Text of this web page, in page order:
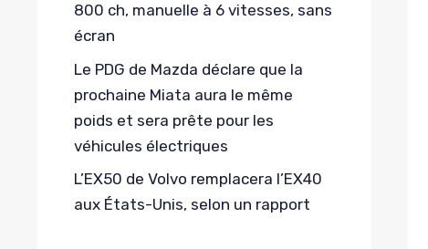
800 ch, manuelle à 6 vitesses, sans
écran
Le PDG de Mazda déclare que la
prochaine Miata aura le même
poids et sera prête pour les
véhicules électriques
L’EX50 de Volvo remplacera l’EX40
aux États-Unis, selon un rapport